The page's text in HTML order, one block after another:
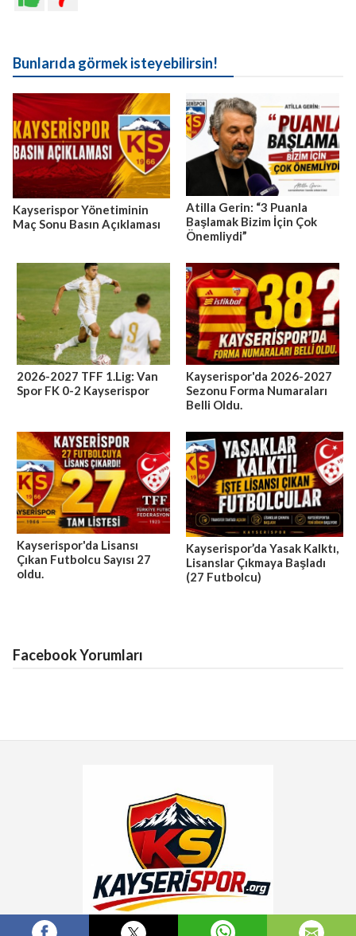
Bunlarıda görmek isteyebilirsin!
Kayserispor Yönetiminin
Maç Sonu Basın Açıklaması
Atilla Gerin: “3 Puanla
Başlamak Bizim İçin Çok
Önemliydi”
2026-2027 TFF 1.Lig: Van
Spor FK 0-2 Kayserispor
Kayserispor'da 2026-2027
Sezonu Forma Numaraları
Belli Oldu.
Kayserispor'da Lisansı
Çıkan Futbolcu Sayısı 27
oldu.
Kayserispor’da Yasak Kalktı,
Lisanslar Çıkmaya Başladı
(27 Futbolcu)
Facebook Yorumları